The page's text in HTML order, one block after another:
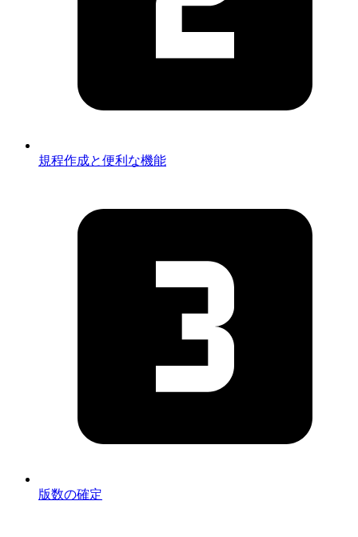
規程作成と便利な機能
版数の確定